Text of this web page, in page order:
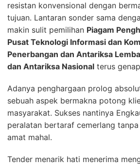
resistan konvensional dengan
tujuan. Lantaran sonder sama
makin sulit pemilihan Piagam
Pusat Teknologi Informasi dan
Penerbangan dan Antariksa
dan Antariksa Nasional terus
Adanya penghargaan prolog
sebuah aspek bermakna potong
masyarakat. Sukses nantinya
peralatan bertaraf cemerlang
amat mahal.
Tender menarik hati menerima